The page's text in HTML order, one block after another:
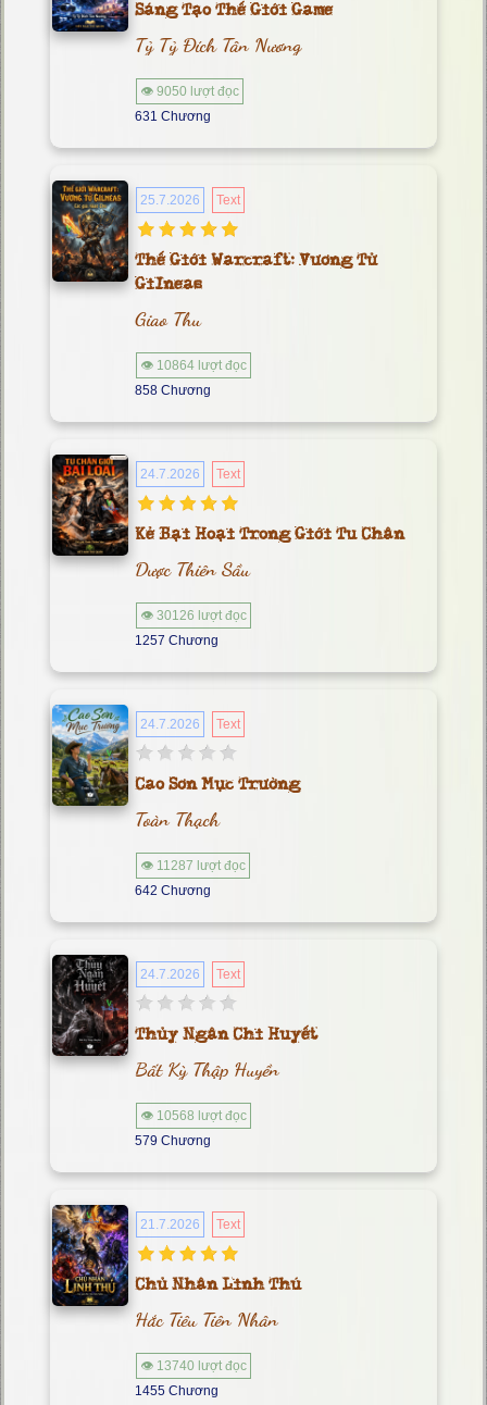
Sáng Tạo Thế Giới Game
Tỷ Tỷ Đích Tân Nương
👁 9050 lượt đọc
631 Chương
25.7.2026 Text
Thế Giới Warcraft: Vương Tử
Gilneas
Giao Thu
👁 10864 lượt đọc
858 Chương
24.7.2026 Text
Kẻ Bại Hoại Trong Giới Tu Chân
Dược Thiên Sầu
👁 30126 lượt đọc
1257 Chương
24.7.2026 Text
Cao Sơn Mục Trường
Toàn Thạch
👁 11287 lượt đọc
642 Chương
24.7.2026 Text
Thủy Ngân Chi Huyết
Bất Kỳ Thập Huyền
👁 10568 lượt đọc
579 Chương
21.7.2026 Text
Chủ Nhân Linh Thú
Hắc Tiêu Tiên Nhân
👁 13740 lượt đọc
1455 Chương